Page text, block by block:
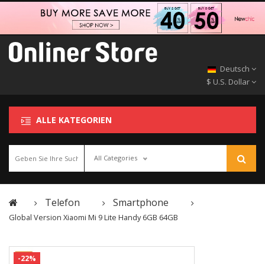
Deutsch
$ U.S. Dollar
ALLE KATEGORIEN
All Categories
Telefon Smartphone
Global Version Xiaomi Mi 9 Lite Handy 6GB 64GB
-22%